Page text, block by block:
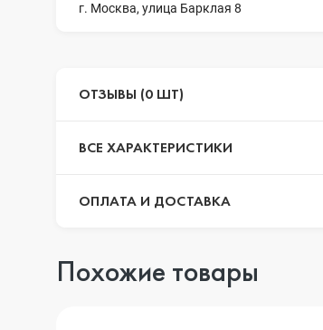
г. Москва, улица Барклая 8
ОТЗЫВЫ (0 ШТ)
ВСЕ ХАРАКТЕРИСТИКИ
ОПЛАТА И ДОСТАВКА
Похожие товары